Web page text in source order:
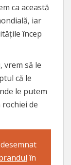
ca această
iar
încep
vrem să le
că le
le putem
de
în